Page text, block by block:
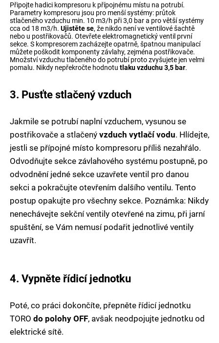
Připojte hadici kompresoru k přípojnému místu na potrubí.
Parametry kompresoru jsou pro menší systémy: průtok
stlačeného vzduchu min. 10 m3/h při 3,0 bar a pro větší systémy
cca od 18 m3/h. Ujistěte se, že nikdo není ve ventilové šachtě
nebo u postřikovačů. Otevřete elektromagnetický ventil první
sekce. S kompresorem zacházejte opatrně, špatnou manipulací
můžete poškodit komponenty závlahy, zejména postřikovače.
Množství vzduchu tlačeného do potrubí proto zvyšujete jen velmi
pomalu. Nikdy nepřekročte hodnotu tlaku vzduchu 3,5 bar.
3. Pusťte stlačený vzduch
Jakmile se potrubí naplní vzduchem, vysunou se
postřikovače a stlačený vzduch vytlačí vodu. Hlídejte,
jestli se přípojné místo kompresoru příliš nezahřálo.
Odvodňujte sekce závlahového systému postupně, po
odvodnění jedné sekce uzavřete ventil pro danou
sekci a pokračujte otevřením dalšího ventilu. Tento
postup opakujte pro všechny sekce. Poznámka: Nikdy
nenechávejte sekční ventily otevřené na zimu, při jarní
spuštění, se Vám nemusí podařit jednotlivé ventily
uzavřít.
4. Vypněte řídicí jednotku
Poté, co práci dokončíte, přepněte řídicí jednotku
TORO do polohy OFF, avšak neodpojujte jednotku od
elektrické sítě.